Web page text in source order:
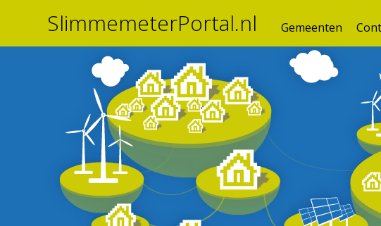
SlimmemeterPortal.nl Gemeenten